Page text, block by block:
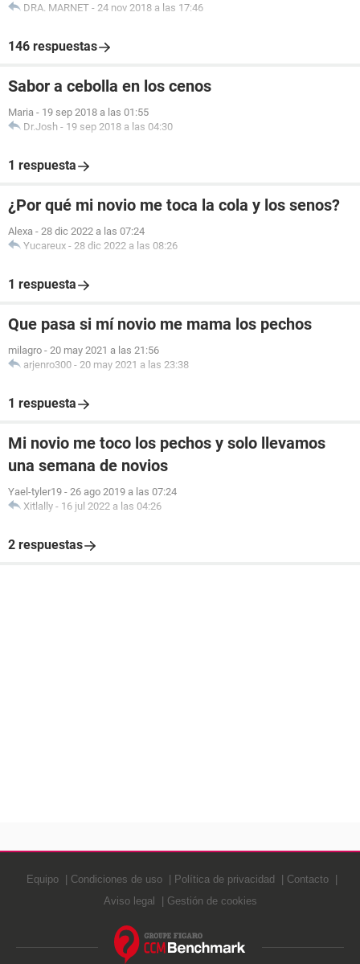
DRA. MARNET - 24 nov 2018 a las 17:46
146 respuestas
Sabor a cebolla en los cenos
Maria - 19 sep 2018 a las 01:55
Dr.Josh - 19 sep 2018 a las 04:30
1 respuesta
¿Por qué mi novio me toca la cola y los senos?
Alexa - 28 dic 2022 a las 07:24
Yucareux - 28 dic 2022 a las 08:26
1 respuesta
Que pasa si mí novio me mama los pechos
milagro - 20 may 2021 a las 21:56
arjenro300 - 20 may 2021 a las 23:38
1 respuesta
Mi novio me toco los pechos y solo llevamos
una semana de novios
Yael-tyler19 - 26 ago 2019 a las 07:24
Xitlally - 16 jul 2022 a las 04:26
2 respuestas
Equipo Condiciones de uso Política de privacidad
Contacto
Aviso legal
Gestión de cookies